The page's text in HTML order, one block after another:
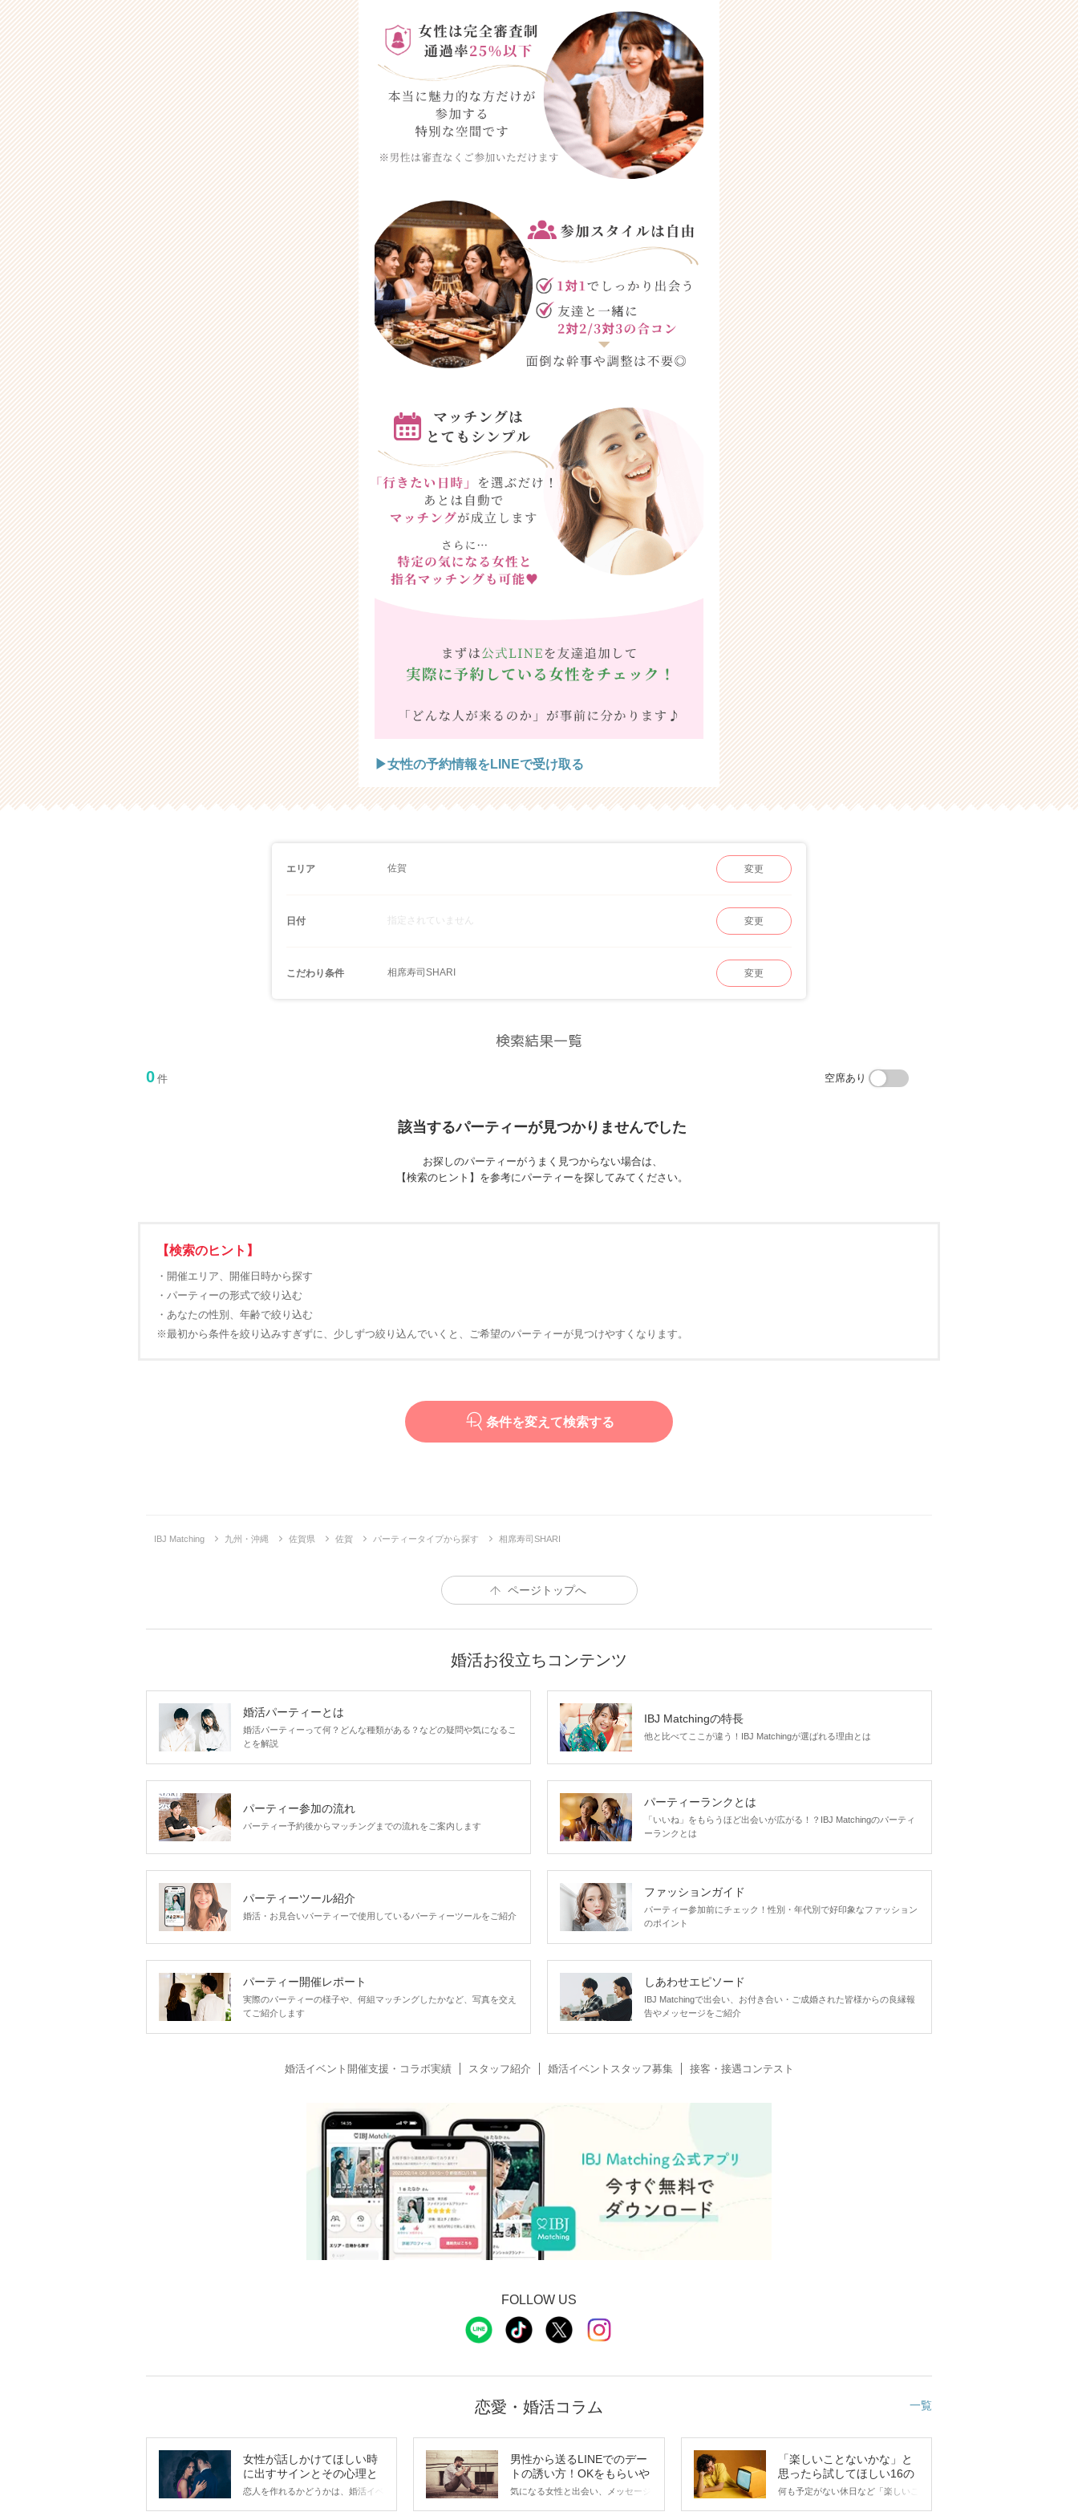
▶女性の予約情報をLINEで受け取る
エリア 佐賀 変更
日付 指定されていません 変更
こだわり条件 相席寿司SHARI 変更
検索結果一覧
0 件 空席あり
該当するパーティーが見つかりませんでした
お探しのパーティーがうまく見つからない場合は、
【検索のヒント】を参考にパーティーを探してみてください。
【検索のヒント】
・開催エリア、開催日時から探す
・パーティーの形式で絞り込む
・あなたの性別、年齢で絞り込む
※最初から条件を絞り込みすぎずに、少しずつ絞り込んでいくと、ご希望のパーティーが見つけやすくなります。
条件を変えて検索する
IBJ Matching 九州・沖縄 佐賀県 佐賀 パーティータイプから探す 相席寿司SHARI
ページトップへ
婚活お役立ちコンテンツ
婚活パーティーとは
婚活パーティーって何？どんな種類がある？などの疑問や気になるこ
とを解説
IBJ Matchingの特長
他と比べてここが違う！IBJ Matchingが選ばれる理由とは
パーティー参加の流れ
パーティー予約後からマッチングまでの流れをご案内します
パーティーランクとは
「いいね」をもらうほど出会いが広がる！？IBJ Matchingのパーティ
ーランクとは
パーティーツール紹介
婚活・お見合いパーティーで使用しているパーティーツールをご紹介
ファッションガイド
パーティー参加前にチェック！性別・年代別で好印象なファッション
のポイント
パーティー開催レポート
実際のパーティーの様子や、何組マッチングしたかなど、写真を交え
てご紹介します
しあわせエピソード
IBJ Matchingで出会い、お付き合い・ご成婚された皆様からの良縁報
告やメッセージをご紹介
婚活イベント開催支援・コラボ実績 スタッフ紹介 婚活イベントスタッフ募集 接客・接遇コンテスト
FOLLOW US
恋愛・婚活コラム 一覧
女性が話しかけてほしい時
に出すサインとその心理と
は？
恋人を作れるかどうかは、婚活イベ
男性から送るLINEでのデー
トの誘い方！OKをもらいや
すいメッセージのコツは？
気になる女性と出会い、メッセージ
「楽しいことないかな」と
思ったら試してほしい16の
こと
何も予定がない休日など「楽しいこ